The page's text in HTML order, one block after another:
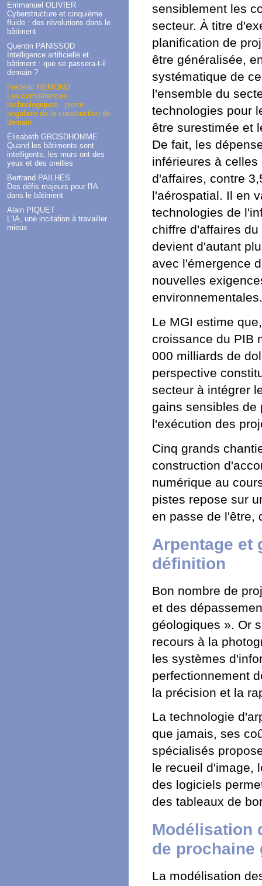
Emmanuel OLIVIER
Cyberstructure et cinquième
fluide : des révolutions dans le
bâtiment
Quentin PANISSOD
Intelligence artificielle et
bâtiment : que se passera-t-il
demain ?
Frédéric REMOND
Les compétences
technologiques : pierre
angulaire de la construction de
demain
Élisabeth GROSDHOMME
Quand les bâtiments sont
intelligents, les murs ont des
yeux et des oreilles
Bertrand PAILHÈS
Des défis majeurs pour l'IA
dans le bâtiment
Alain PIQUET
L'IA, une incitation à travailler
mieux
sensiblement les
secteur. À titre
planification de
être généralisée,
systématique de
l'ensemble du
technologies pour
être surestimée et
De fait, les
inférieures à
d'affaires, contre
l'aérospatial. Il en
technologies de
chiffre d'affaires
devient d'autant
avec l'émergence
nouvelles
environnementales.
Le MGI estime
croissance du PIB
000 milliards de
perspective
secteur à intégrer
gains sensibles de
l'exécution des
Cinq grands
construction
numérique au
pistes repose sur
en passe de l'être,
Arpentage et
définition
Bon nombre de
et des
géologiques ». Or
recours à la
les systèmes
perfectionnement
la précision et la
La technologie
que jamais, ses
spécialisés
le recueil d'image,
des logiciels
des tableaux de
Modélisation
de prochaine
La modélisation